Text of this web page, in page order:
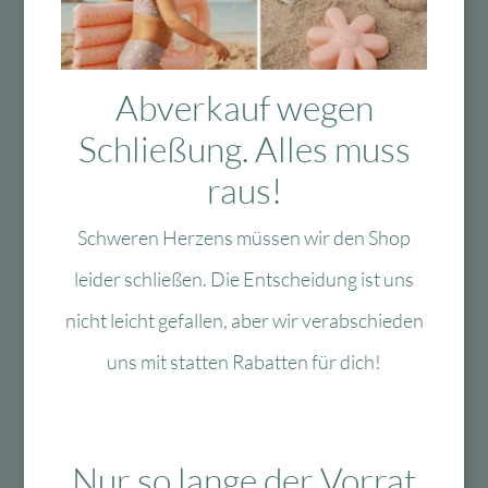
Das Passt dazu
Das könnte Dir auch
gefallen
Zur Wunschliste
Abverkauf wegen
Schließung. Alles muss
raus!
Schweren Herzens müssen wir den Shop
leider schließen. Die Entscheidung ist uns
nicht leicht gefallen, aber wir verabschieden
uns mit statten Rabatten für dich!